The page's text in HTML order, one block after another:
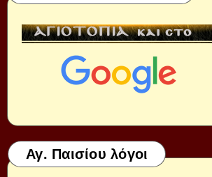
Αγ. Παισίου λόγοι